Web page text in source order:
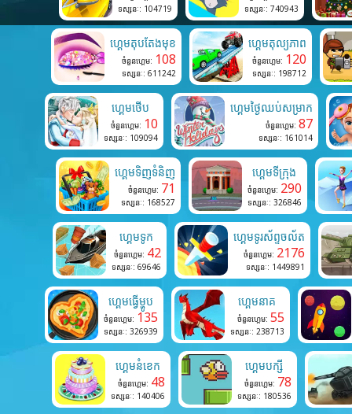
ទស្សនៈ: 104719 ទស្សនៈ: 740943
ហ្គេមតុបតែងមុខ
ចំនួនហ្គេម: 108
ទស្សនៈ: 611242
ហ្គេមតុល្យភាព
ចំនួនហ្គេម: 120
ទស្សនៈ: 198712
ហ្គេមថើប
ចំនួនហ្គេម: 10
ទស្សនៈ: 109094
ហ្គេមថ្ងៃឈប់សម្រាក
ចំនួនហ្គេម: 87
ទស្សនៈ: 161014
ហ្គេមទិញទំនិញ
ចំនួនហ្គេម: 71
ទស្សនៈ: 168527
ហ្គេមទីក្រុង
ចំនួនហ្គេម: 290
ទស្សនៈ: 326846
ហ្គេមទូក
ចំនួនហ្គេម: 42
ទស្សនៈ: 69646
ហ្គេមទូរស័ព្ទចល័ត
ចំនួនហ្គេម: 2176
ទស្សនៈ: 1449891
ហ្គេមធ្វើម្ហូប
ចំនួនហ្គេម: 135
ទស្សនៈ: 326939
ហ្គេមនាគ
ចំនួនហ្គេម: 55
ទស្សនៈ: 238713
ហ្គេមនំខេក
ចំនួនហ្គេម: 48
ទស្សនៈ: 140406
ហ្គេមបក្សី
ចំនួនហ្គេម: 78
ទស្សនៈ: 180536